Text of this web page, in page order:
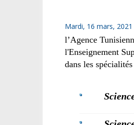
Mardi, 16 mars, 2021
l’Agence
l'Enseignement
dans les